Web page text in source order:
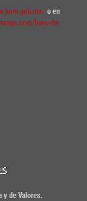
o en
buro-de-
y de Valores.